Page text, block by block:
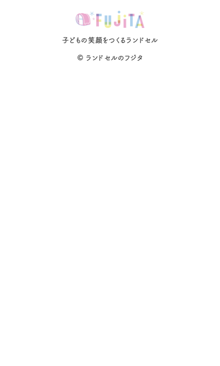
子どもの笑顔をつくるランドセル
© ランドセルのフジタ